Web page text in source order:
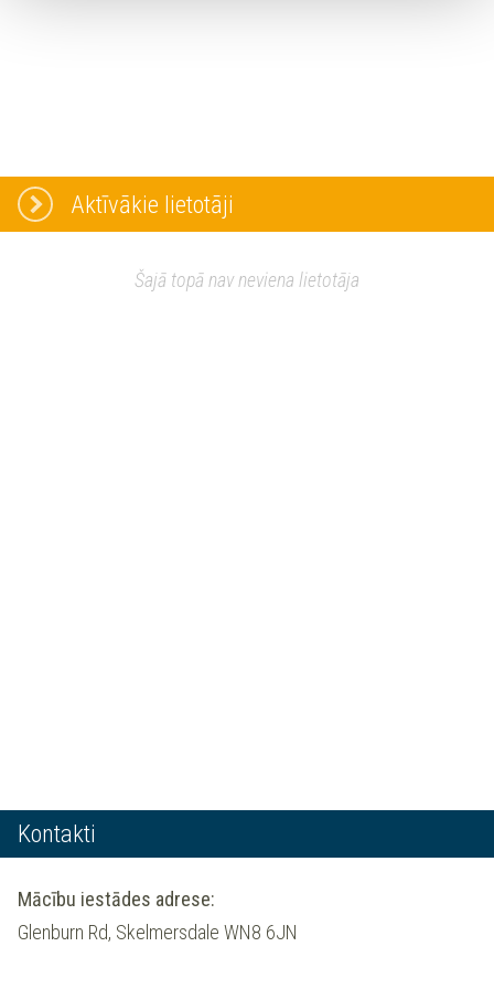
Aktīvākie lietotāji
Šajā topā nav neviena lietotāja
Kontakti
Mācību iestādes adrese:
Glenburn Rd, Skelmersdale WN8 6JN